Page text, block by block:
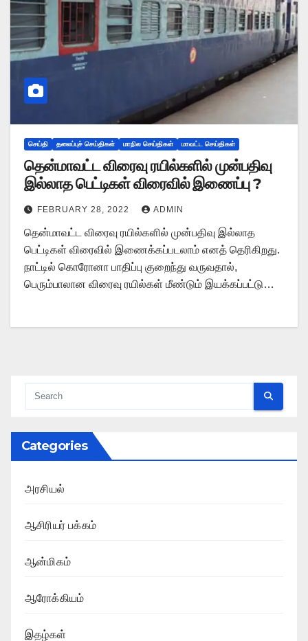
செய்தி தலைப்புச் செய்திகள் மாநில செய்திகள் மாவட்ட செய்திகள்
தென்மாவட்ட விரைவு ரயில்களில் முன்பதிவு
இல்லாத பெட்டிகள் விரைவில் இணைப்பு ?
FEBRUARY 28, 2022 ADMIN
தென்மாவட்ட விரைவு ரயில்களில் முன்பதிவு இல்லாத
பெட்டிகள் விரைவில் இணைக்கப்படலாம் எனத் தெரிகிறது.
நாட்டில் கொரோனா பாதிப்பு குறைந்து வருவதால்,
பெரும்பாலான விரைவு ரயில்கள் மீண்டும் இயக்கப்பட்டு…
Categories
அரசியல்
ஆசிரியர் பக்கம்
ஆன்மிகம்
ஆரோக்கியம்
இதழ்கள்